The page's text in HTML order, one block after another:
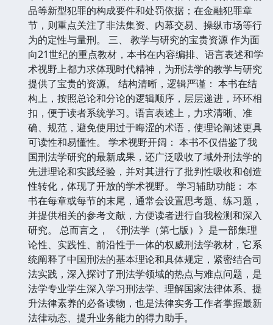
品等新型犯罪的构成要件和处罚依据；在金融犯罪章
节，则重点关注了非法集资、内幕交易、操纵市场等行
为的定性与量刑。 三、 教学与研究的宝贵资源 作为面
向21世纪的重点教材，本书在内容编排、语言表述和学
术视野上都力求体现时代精神，为刑法学的教学与研究
提供了宝贵的资源。 结构清晰，逻辑严谨： 本书在结
构上，按照总论和分论的逻辑顺序，层层递进，环环相
扣，便于读者系统学习。语言表述上，力求清晰、准
确、规范，避免使用过于晦涩的术语，使理论阐述更具
可读性和易懂性。 学术视野开阔： 本书不仅借鉴了我
国刑法学研究的最新成果，还广泛吸收了域外刑法学的
先进理论和实践经验，并对其进行了批判性吸收和创造
性转化，体现了开放的学术视野。 学习辅助功能： 本
书在每章或每节的末尾，通常会设置思考题、练习题，
并提供相关的参考文献，方便读者进行自我检测和深入
研究。 总而言之， 《刑法学（第七版）》是一部集理
论性、实践性、前沿性于一体的权威刑法学教材，它系
统阐释了中国刑法的基本理论和具体规定，紧密结合司
法实践，深入探讨了刑法学领域的热点与难点问题，是
法学专业学生深入学习刑法学、理解国家法律体系、提
升法律素养的必备读物，也是法律实务工作者掌握最新
法律动态、提升业务能力的得力助手。